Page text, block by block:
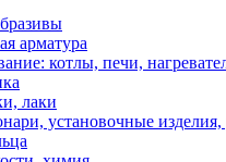
арматура
котлы, печи,
лаки
установочные изделия,